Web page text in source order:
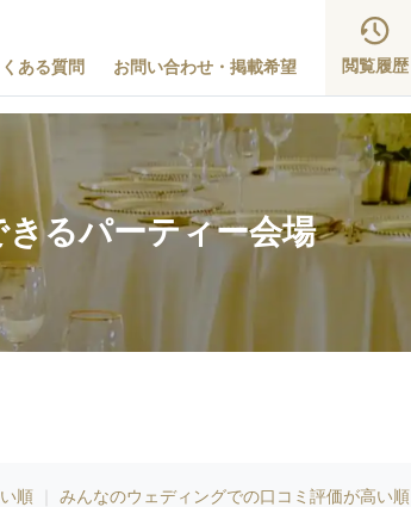
ある質問 お問い合わせ・掲載希望 閲覧履歴
きるパーティー会場
順 みんなのウェディングでの口コミ評価が高い順